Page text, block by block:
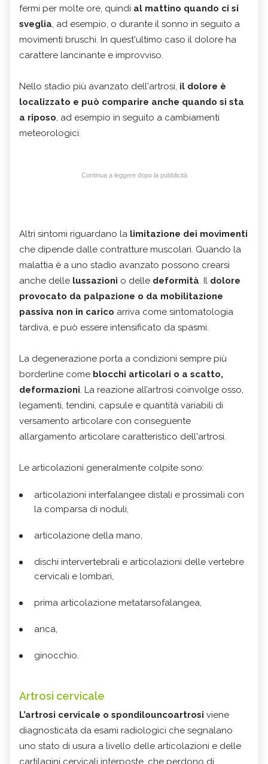
fermi per molte ore, quindi al mattino quando ci si
sveglia, ad esempio, o durante il sonno in seguito a
movimenti bruschi. In quest'ultimo caso il dolore ha
carattere lancinante e improvviso.
Nello stadio più avanzato dell'artrosi, il dolore è
localizzato e può comparire anche quando si sta
a riposo, ad esempio in seguito a cambiamenti
meteorologici.
Continua a leggere dopo la pubblicità
Altri sintomi riguardano la limitazione dei movimenti
che dipende dalle contratture muscolari. Quando la
malattia è a uno stadio avanzato possono crearsi
anche delle lussazioni o delle deformità. Il dolore
provocato da palpazione o da mobilitazione
passiva non in carico arriva come sintomatologia
tardiva, e può essere intensificato da spasmi.
La degenerazione porta a condizioni sempre più
borderline come blocchi articolari o a scatto,
deformazioni. La reazione all’artrosi coinvolge osso,
legamenti, tendini, capsule e quantità variabili di
versamento articolare con conseguente
allargamento articolare caratteristico dell'artrosi.
Le articolazioni generalmente colpite sono:
articolazioni interfalangee distali e prossimali con
la comparsa di noduli,
articolazione della mano,
dischi intervertebrali e articolazioni delle vertebre
cervicali e lombari,
prima articolazione metatarsofalangea,
anca,
ginocchio.
Artrosi cervicale
L’artrosi cervicale o spondilouncoartrosi viene
diagnosticata da esami radiologici che segnalano
uno stato di usura a livello delle articolazioni e delle
cartilagini cervicali interposte, che perdono di